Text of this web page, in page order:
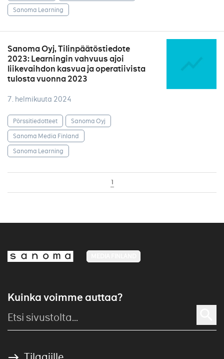
Sanoma Learning
Sanoma Oyj, Tilinpäätöstiedote
2023: Learningin vahvuus ajoi
liikevaihdon kasvua ja operatiivista
tulosta vuonna 2023
7. helmikuuta 2024
Pörssitiedotteet
Sanoma Oyj
Sanoma Media Finland
Sanoma Learning
1
Kuinka voimme auttaa?